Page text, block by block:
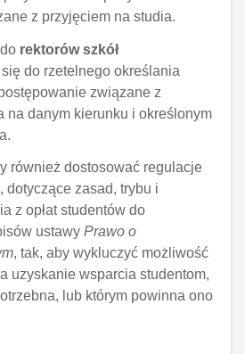
z przyjęciem na studia.
rektorów szkół
do rzetelnego określania
związane z
na danym kierunku i określonym
również dostosować regulacje
dotyczące zasad, trybu i
z opłat studentów do
ustawy Prawo o
, tak, aby wykluczyć możliwość
uzyskanie wsparcia studentom,
lub którym powinna ono